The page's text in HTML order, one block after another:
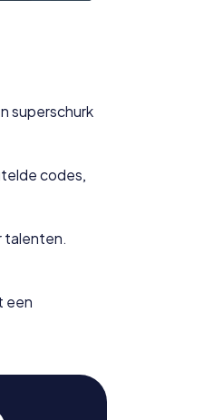
superschurk
codes,
talenten.
een